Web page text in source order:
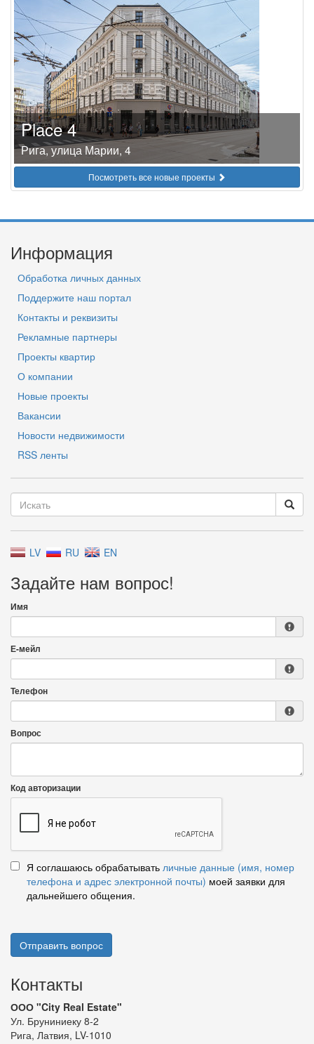
Place 4
Рига, улица Марии, 4
Посмотреть все новые проекты
Информация
Обработка личных данных
Поддержите наш портал
Контакты и реквизиты
Рекламные партнеры
Проекты квартир
О компании
Новые проекты
Вакансии
Новости недвижимости
RSS ленты
LV RU EN
Задайте нам вопрос!
Имя
Е-мейл
Телефон
Вопрос
Код авторизации
Я соглашаюсь обрабатывать личные данные (имя, номер
телефона и адрес электронной почты) моей заявки для
дальнейшего общения.
Отправить вопрос
Контакты
ООО "City Real Estate"
Ул. Бруниниеку 8-2
Рига, Латвия, LV-1010